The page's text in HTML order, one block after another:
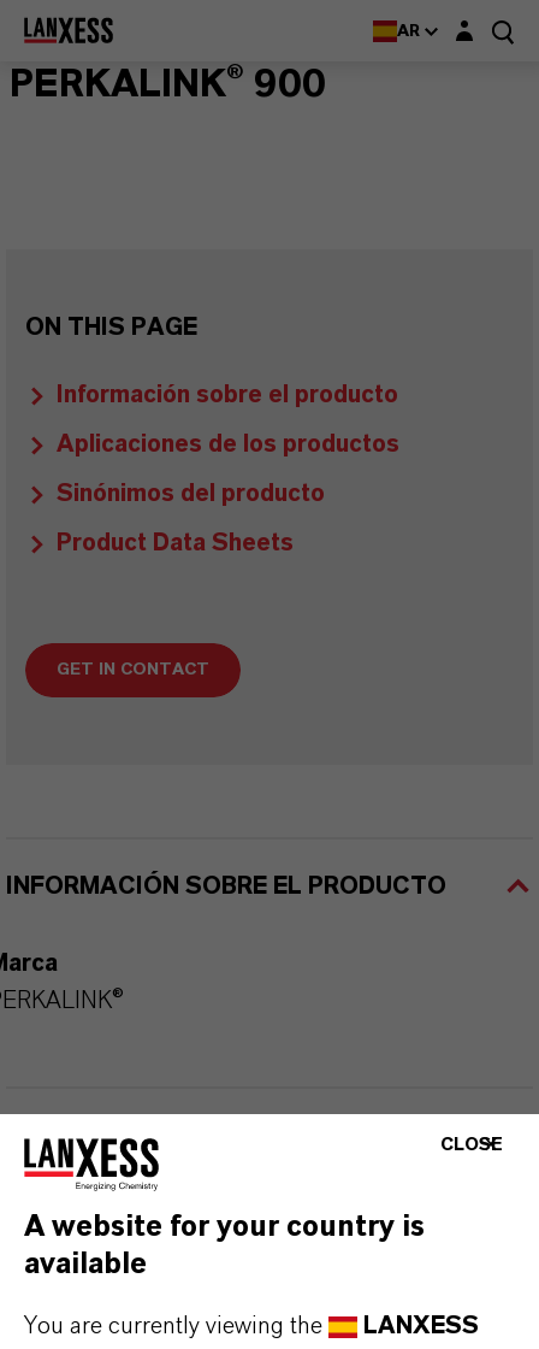
AR Login layer
PERKALINK® 900
ON THIS PAGE
Información sobre el producto
Aplicaciones de los productos
Sinónimos del producto
Product Data Sheets
GET IN CONTACT
INFORMACIÓN SOBRE EL PRODUCTO
APLICACIONES DE LOS PRODUCTOS
SINÓNIMOS DEL PRODUCTO
PRODUCT DATA SHEETS
CLOSE
A website for your country is
available
You are currently viewing the
LANXESS